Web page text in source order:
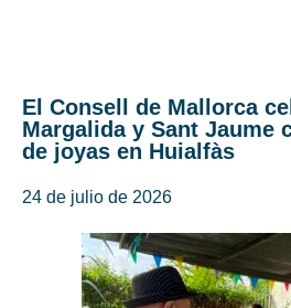
El Consell de Mallorca
Margalida y Sant Jaume
de joyas en Huialfàs
24 de julio de 2026